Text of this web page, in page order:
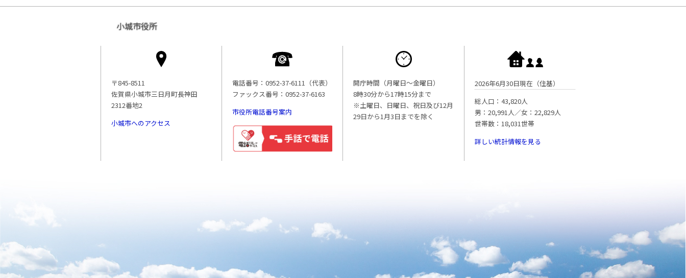
小城市役所
〒845-8511
佐賀県小城市三日月町長神田
2312番地2
小城市へのアクセス
電話番号：0952-37-6111（代表）
ファックス番号：0952-37-6163
市役所電話番号案内
開庁時間（月曜日〜金曜日）
8時30分から17時15分まで
※土曜日、日曜日、祝日及び12月
29日から1月3日までを除く
2026年6月30日現在（住基）
総人口：43,820人
男：20,991人／女：22,829人
世帯数：18,031世帯
詳しい統計情報を見る